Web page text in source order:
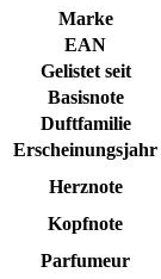
Marke
EAN
Gelistet seit
Basisnote
Duftfamilie
Erscheinungsjahr
Herznote
Kopfnote
Parfumeur